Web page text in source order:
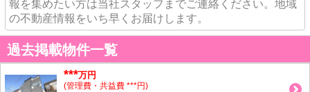
報を集めたい方は当社スタッフまでご連絡ください。地域
の不動産情報をいち早くお届けします。
過去掲載物件一覧
***万円
(管理費・共益費 ***円)